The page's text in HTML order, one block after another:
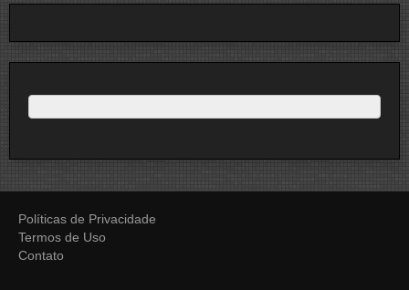
Políticas de Privacidade
Termos de Uso
Contato